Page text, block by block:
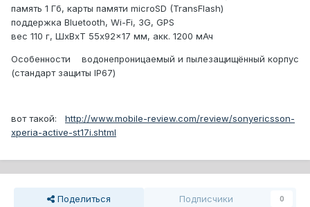
память 1 Гб, карты памяти microSD (TransFlash)
поддержка Bluetooth, Wi-Fi, 3G, GPS
вес 110 г, ШxВxТ 55x92x17 мм, акк. 1200 мАч
Особенности водонепроницаемый и пылезащищённый корпус
(стандарт защиты IP67)
вот такой: http://www.mobile-review.com/review/sonyericsson-
xperia-active-st17i.shtml
Поделиться Подписчики 0